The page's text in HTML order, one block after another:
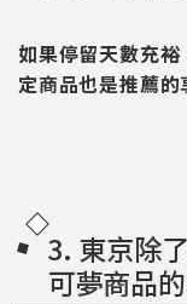
如果停留天數充
定商品也是推薦的
3. 東京除
可夢商品